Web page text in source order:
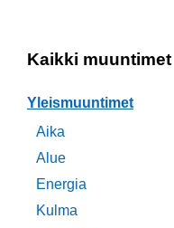
Kaikki muuntimet
Yleismuuntimet
Aika
Alue
Energia
Kulma